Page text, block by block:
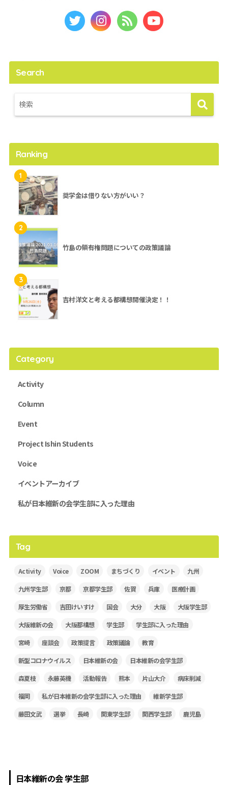
Search
Ranking
1
奨学金は借りない方がいい？
2
竹島の領有権問題についての政策議論
3
吉村洋文と考える都構想開催決定！！
Category
Activity
Column
Event
Project Ishin Students
Voice
イベントアーカイブ
私が日本維新の会学生部に入った理由
Tag
Activity Voice ZOOM まちづくり イベント 九州
九州学生部 京都 京都学生部 佐賀 兵庫 医療計画
厚生労働省 吉田けいすけ 国会 大分 大阪 大阪学生部
大阪維新の会 大阪都構想 学生部 学生部に入った理由
宮崎 座談会 政策提言 政策議論 教育
新型コロナウイルス 日本維新の会 日本維新の会学生部
森夏枝 永藤英機 活動報告 熊本 片山大介 病床削減
福岡 私が日本維新の会学生部に入った理由 維新学生部
藤田文武 選挙 長崎 関東学生部 関西学生部 鹿児島
日本維新の会 学生部